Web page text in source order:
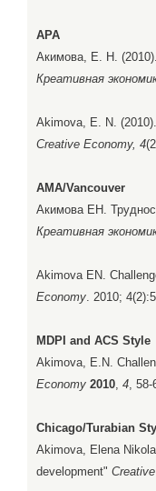
APA
Акимова, Е. Н. (2010).
Креативная
Akimova, E. N.
Creative Economy, 4
AMA/Vancouver
Акимова ЕН.
Креативная
Akimova EN.
Economy. 2010;
MDPI and ACS Style
Akimova, E.N.
Economy 2010, 4, 58-
Chicago/Turabian
Akimova, Elena
development"